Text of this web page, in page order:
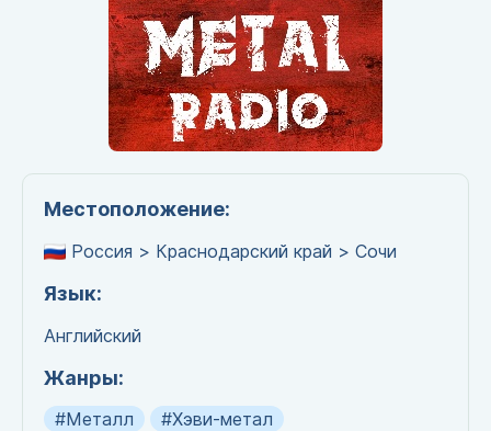
Местоположение:
Россия > Краснодарский край > Сочи
Язык:
Английский
Жанры:
#Металл #Хэви-метал